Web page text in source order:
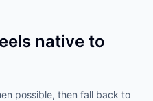
native to
possible, then fall back to